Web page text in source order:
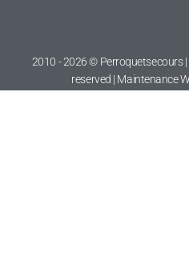
2010 - 2026 © Perroquetsecours
reserved | Maintenance